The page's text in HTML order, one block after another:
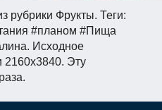
рубрики Фрукты. Теги:
#планом #Пища
Исходное
2160x3840. Эту